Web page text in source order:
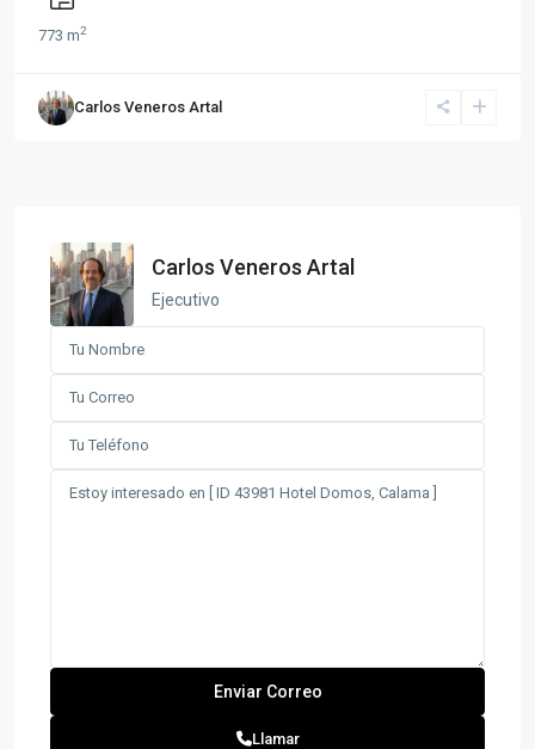
773 m2
Carlos Veneros Artal
Carlos Veneros Artal
Ejecutivo
Llamar